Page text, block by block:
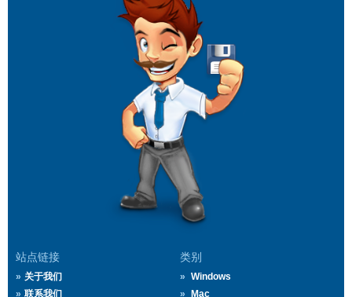
站点链接
关于我们
联系我们
类别
Windows
Mac